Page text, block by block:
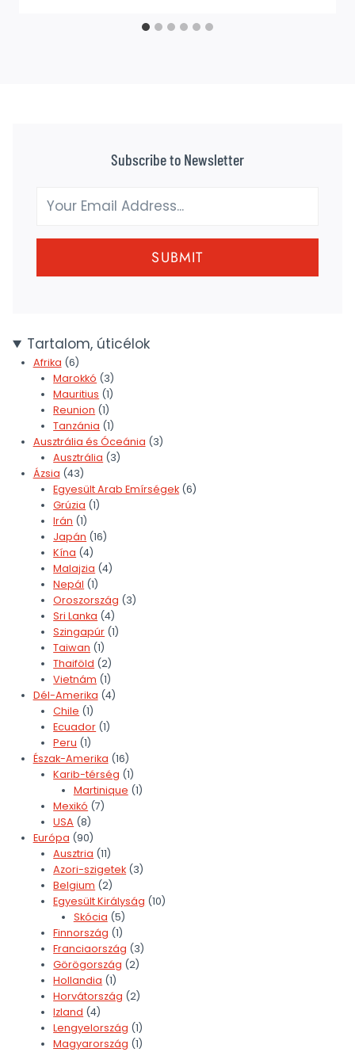
Subscribe to Newsletter
SUBMIT
Tartalom, úticélok
Afrika (6)
Marokkó (3)
Mauritius (1)
Reunion (1)
Tanzánia (1)
Ausztrália és Óceánia (3)
Ausztrália (3)
Ázsia (43)
Egyesült Arab Emírségek (6)
Grúzia (1)
Irán (1)
Japán (16)
Kína (4)
Malajzia (4)
Nepál (1)
Oroszország (3)
Sri Lanka (4)
Szingapúr (1)
Taiwan (1)
Thaiföld (2)
Vietnám (1)
Dél-Amerika (4)
Chile (1)
Ecuador (1)
Peru (1)
Észak-Amerika (16)
Karib-térség (1)
Martinique (1)
Mexikó (7)
USA (8)
Európa (90)
Ausztria (11)
Azori-szigetek (3)
Belgium (2)
Egyesült Királyság (10)
Skócia (5)
Finnország (1)
Franciaország (3)
Görögország (2)
Hollandia (1)
Horvátország (2)
Izland (4)
Lengyelország (1)
Magyarország (1)